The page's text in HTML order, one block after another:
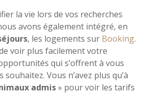
la vie lors de vos recherches
avons également intégré, en
, les logements sur Booking.
voir plus facilement votre
qui s’offrent à vous
Vous n’avez plus qu’à
admis» pour voir les tarifs